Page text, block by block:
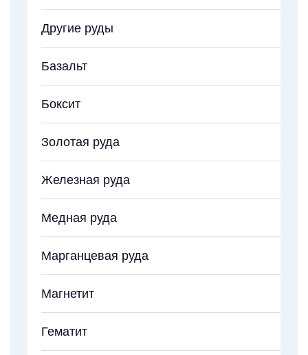
Другие руды
Базальт
Боксит
Золотая руда
Железная руда
Медная руда
Марганцевая руда
Магнетит
Гематит